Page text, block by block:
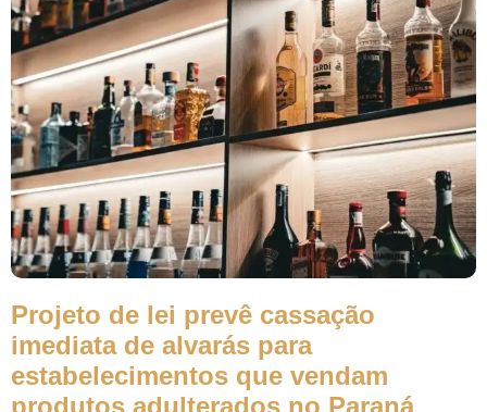
Projeto de lei prevê cassação
imediata de alvarás para
estabelecimentos que vendam
produtos adulterados no Paraná